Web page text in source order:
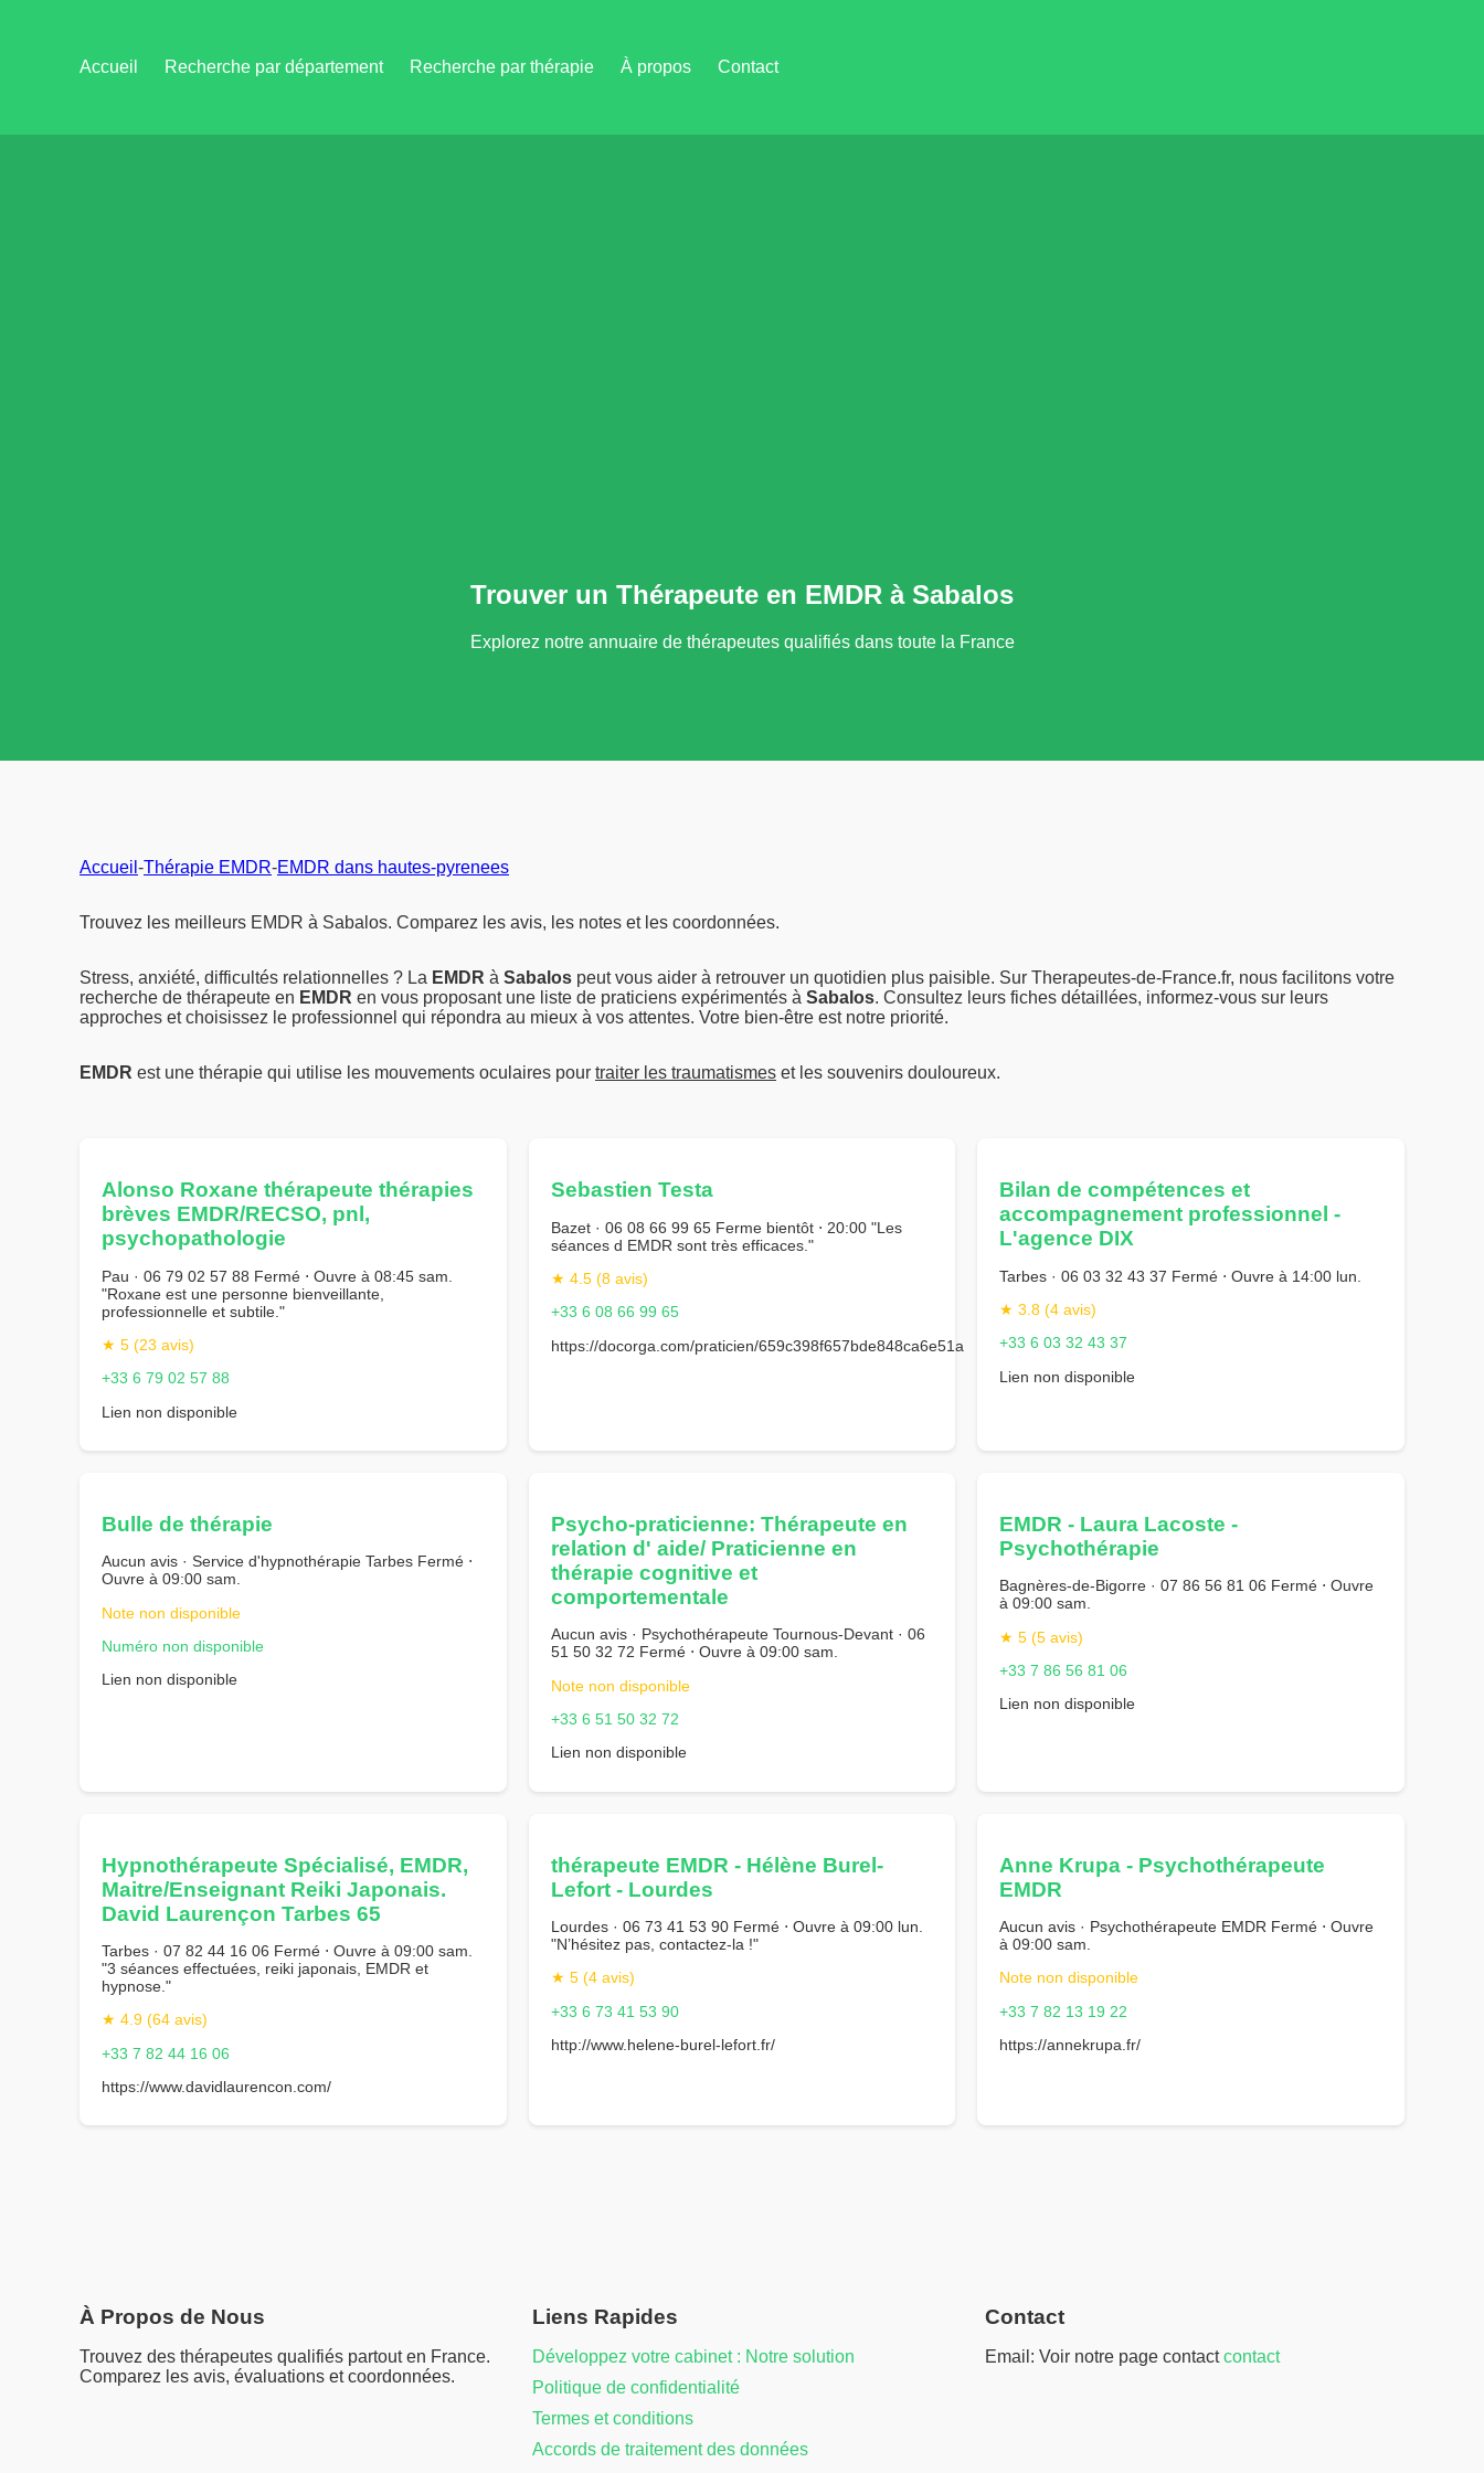
Accueil Recherche par département Recherche par thérapie À propos Contact
Trouver un Thérapeute en EMDR à Sabalos
Explorez notre annuaire de thérapeutes qualifiés dans toute la France
Accueil -Thérapie EMDR-EMDR dans hautes-pyrenees
Trouvez les meilleurs EMDR à Sabalos. Comparez les avis, les notes et les coordonnées.
Stress, anxiété, difficultés relationnelles ? La EMDR à Sabalos peut vous aider à retrouver un quotidien plus paisible. Sur Therapeutes-de-France.fr, nous facilitons votre
recherche de thérapeute en EMDR en vous proposant une liste de praticiens expérimentés à Sabalos. Consultez leurs fiches détaillées, informez-vous sur leurs
approches et choisissez le professionnel qui répondra au mieux à vos attentes. Votre bien-être est notre priorité.
EMDR est une thérapie qui utilise les mouvements oculaires pour traiter les traumatismes et les souvenirs douloureux.
Alonso Roxane thérapeute thérapies
brèves EMDR/RECSO, pnl,
psychopathologie
Pau · 06 79 02 57 88 Fermé ⋅ Ouvre à 08:45 sam.
"Roxane est une personne bienveillante,
professionnelle et subtile."
★ 5 (23 avis)
+33 6 79 02 57 88
Lien non disponible
Sebastien Testa
Bazet · 06 08 66 99 65 Ferme bientôt ⋅ 20:00 "Les
séances d EMDR sont très efficaces."
★ 4.5 (8 avis)
+33 6 08 66 99 65
https://docorga.com/praticien/659c398f657bde848ca6e51a
Bilan de compétences et
accompagnement professionnel -
L'agence DIX
Tarbes · 06 03 32 43 37 Fermé ⋅ Ouvre à 14:00 lun.
★ 3.8 (4 avis)
+33 6 03 32 43 37
Lien non disponible
Bulle de thérapie
Aucun avis · Service d'hypnothérapie Tarbes Fermé ⋅
Ouvre à 09:00 sam.
Note non disponible
Numéro non disponible
Lien non disponible
Psycho-praticienne: Thérapeute en
relation d' aide/ Praticienne en
thérapie cognitive et
comportementale
Aucun avis · Psychothérapeute Tournous-Devant · 06
51 50 32 72 Fermé ⋅ Ouvre à 09:00 sam.
Note non disponible
+33 6 51 50 32 72
Lien non disponible
EMDR - Laura Lacoste -
Psychothérapie
Bagnères-de-Bigorre · 07 86 56 81 06 Fermé ⋅ Ouvre
à 09:00 sam.
★ 5 (5 avis)
+33 7 86 56 81 06
Lien non disponible
Hypnothérapeute Spécialisé, EMDR,
Maitre/Enseignant Reiki Japonais.
David Laurençon Tarbes 65
Tarbes · 07 82 44 16 06 Fermé ⋅ Ouvre à 09:00 sam.
"3 séances effectuées, reiki japonais, EMDR et
hypnose."
★ 4.9 (64 avis)
+33 7 82 44 16 06
https://www.davidlaurencon.com/
thérapeute EMDR - Hélène Burel-
Lefort - Lourdes
Lourdes · 06 73 41 53 90 Fermé ⋅ Ouvre à 09:00 lun.
"N’hésitez pas, contactez-la !"
★ 5 (4 avis)
+33 6 73 41 53 90
http://www.helene-burel-lefort.fr/
Anne Krupa - Psychothérapeute
EMDR
Aucun avis · Psychothérapeute EMDR Fermé ⋅ Ouvre
à 09:00 sam.
Note non disponible
+33 7 82 13 19 22
https://annekrupa.fr/
À Propos de Nous
Trouvez des thérapeutes qualifiés partout en France.
Comparez les avis, évaluations et coordonnées.
Liens Rapides
Développez votre cabinet : Notre solution
Politique de confidentialité
Termes et conditions
Accords de traitement des données
Contact
Email: Voir notre page contactcontact